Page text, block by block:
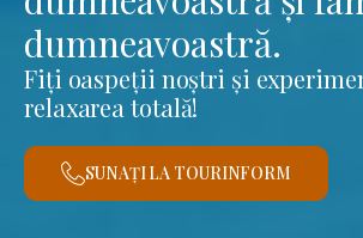
dumneavoastră.
Fiți oaspeții noștri și
relaxarea totală!
SUNAȚI LA TOURINFORM